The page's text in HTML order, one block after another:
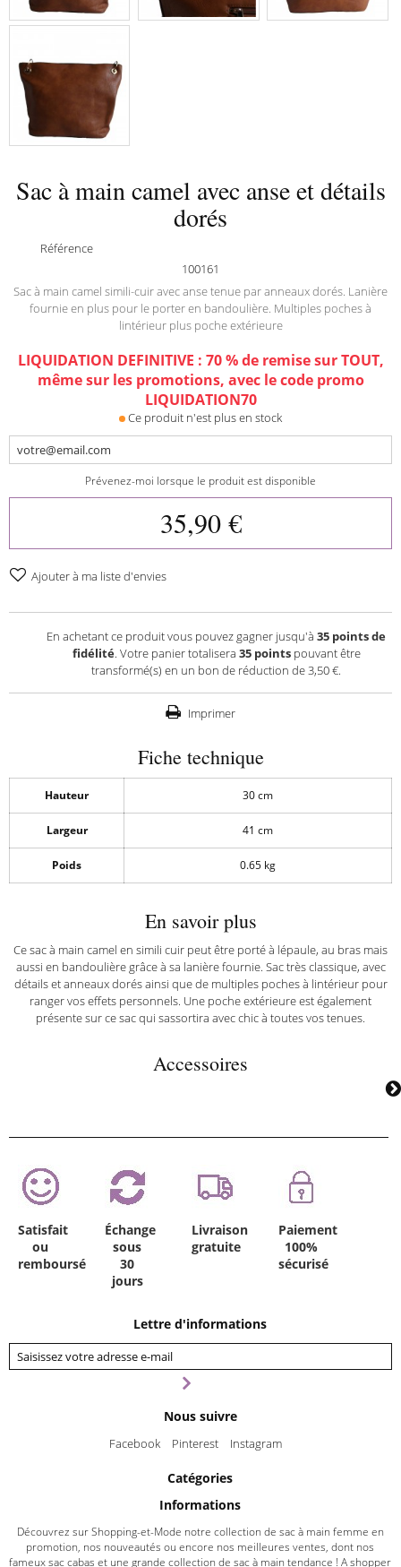
Sac à main camel avec anse et détails
dorés
Référence
100161
Sac à main camel simili-cuir avec anse tenue par anneaux dorés. Lanière
fournie en plus pour le porter en bandoulière. Multiples poches à
lintérieur plus poche extérieure
LIQUIDATION DEFINITIVE : 70 % de remise sur TOUT,
même sur les promotions, avec le code promo
LIQUIDATION70
Ce produit n'est plus en stock
Prévenez-moi lorsque le produit est disponible
35,90 €
Ajouter à ma liste d'envies
En achetant ce produit vous pouvez gagner jusqu'à 35 points de
fidélité. Votre panier totalisera 35pointspouvant être
transformé(s) en un bon de réduction de3,50 €.
Imprimer
Fiche technique
Hauteur 30 cm
Largeur 41 cm
Poids 0.65 kg
En savoir plus
Ce sac à main camel en simili cuir peut être porté à lépaule, au bras mais
aussi en bandoulière grâce à sa lanière fournie. Sac très classique, avec
détails et anneaux dorés ainsi que de multiples poches à lintérieur pour
ranger vos effets personnels. Une poche extérieure est également
présente sur ce sac qui sassortira avec chic à toutes vos tenues.
Accessoires
Satisfait
ou
remboursé
Échange
sous
30
jours
Livraison
gratuite
Paiement
100%
sécurisé
Lettre d'informations
Nous suivre
Facebook Pinterest Instagram
Catégories
Informations
Découvrez sur Shopping-et-Mode notre collection de sac à main femme en
promotion, nos nouveautés ou encore nos meilleures ventes, dont nos
fameux sac cabas et une grande collection de sac à main tendance ! A shopper